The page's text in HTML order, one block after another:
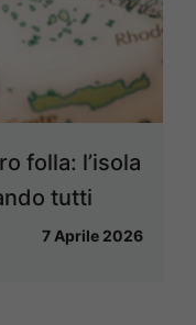
folla: l’isola
tutti
7 Aprile 2026